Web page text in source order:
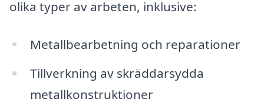
olika typer av arbeten, inklusive:
Metallbearbetning och reparationer
Tillverkning av skräddarsydda
metallkonstruktioner